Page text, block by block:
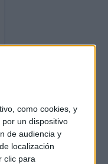
como cookies, y
un dispositivo
de audiencia y
localización
clic para